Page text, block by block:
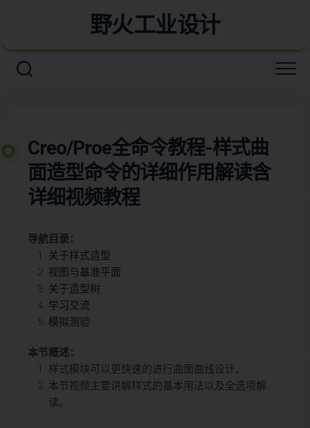
野火工业设计
Creo/Proe全命令教程-样式曲
面造型命令的详细作用解读含
详细视频教程
导航目录：
关于样式造型
视图与基准平面
关于造型树
学习交流
模拟测验
本节概述：
样式模块可以更快速的进行曲面曲线设计。
本节视频主要讲解样式的基本用法以及全选项解
读。